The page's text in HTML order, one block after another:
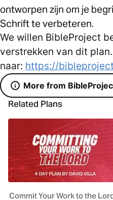
ontworpen zijn om je
Schrift te verbeteren.
We willen BibleProject
verstrekken van dit
naar: https://
More from
Related Plans
Commit Your Work to the